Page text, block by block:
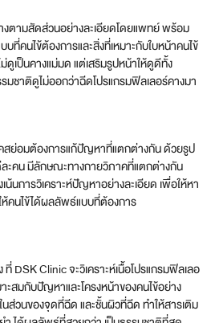
งตามสัดส่วนอย่างละเอียดโดยแพทย์ พร้อม
ที่คนไข้ต้องการและสิ่งที่เหมาะกับใบหน้าคนไข้
ดูเป็นคางแม่มด แต่เสริมรูปหน้าให้ดูดีทั้ง
มชาติดูไม่ออกว่าฉีดโปรแกรมฟิลเลอร์คางมา
สย่อมต้องการแก้ปัญหาที่แตกต่างกัน ด้วยรูป
ะคน มีลักษณะทางกายวิภาคที่แตกต่างกัน
น้นการวิเคราะห์ปัญหาอย่างละเอียด เพื่อให้หา
คนไข้ได้ผลลัพธ์แบบที่ต้องการ
DSK Clinic จะวิเคราะห์เนื้อโปรแกรมฟิลเลอ
ะสมกับปัญหาและโครงหน้าของคนไข้อย่าง
นส่วนของจุดที่ฉีด และชั้นผิวที่ฉีด ทำให้สารเติม